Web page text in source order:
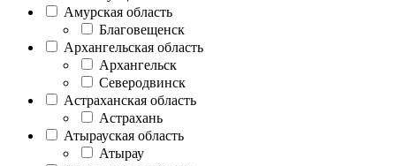
Амурская область
Благовещенск
Архангельская область
Архангельск
Северодвинск
Астраханская область
Астрахань
Атырауская область
Атырау